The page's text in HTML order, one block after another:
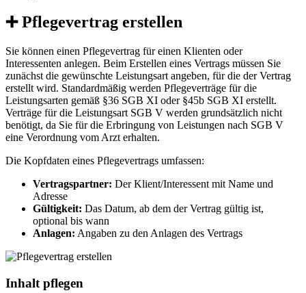
➕ Pflegevertrag erstellen
Sie können einen Pflegevertrag für einen Klienten oder
Interessenten anlegen. Beim Erstellen eines Vertrags müssen Sie
zunächst die gewünschte Leistungsart angeben, für die der Vertrag
erstellt wird. Standardmäßig werden Pflegeverträge für die
Leistungsarten gemäß §36 SGB XI oder §45b SGB XI erstellt.
Verträge für die Leistungsart SGB V werden grundsätzlich nicht
benötigt, da Sie für die Erbringung von Leistungen nach SGB V
eine Verordnung vom Arzt erhalten.
Die Kopfdaten eines Pflegevertrags umfassen:
Vertragspartner: Der Klient/Interessent mit Name und
Adresse
Gültigkeit: Das Datum, ab dem der Vertrag gültig ist,
optional bis wann
Anlagen: Angaben zu den Anlagen des Vertrags
Inhalt pflegen